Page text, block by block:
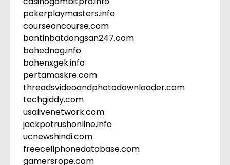
pokerplaymasters.info
courseoncourse.com
bantinbatdongsan247.com
bahednog.info
bahenxgek.info
pertamaskre.com
threadsvideoandphotodownloader.com
techgiddy.com
usalivenetwork.com
jackpotrushonline.info
ucnewshindi.com
freecellphonedatabase.com
gamersrope.com